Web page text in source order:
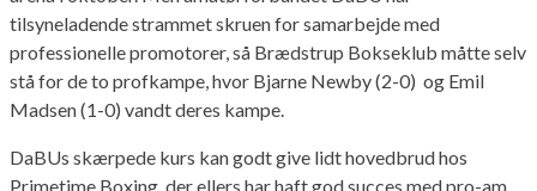
tilsyneladende strammet skruen for samarbejde med
professionelle promotorer, så Brædstrup Bokseklub måtte selv
stå for de to profkampe, hvor Bjarne Newby (2-0) og Emil
Madsen (1-0) vandt deres kampe.
DaBUs skærpede kurs kan godt give lidt hovedbrud hos
Primetime Boxing, der ellers har haft god succes med pro-am